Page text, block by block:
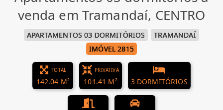
venda em Tramandaí, CENTRO
APARTAMENTOS 03 DORMITÓRIOS
TRAMANDAÍ
IMÓVEL 2815
TOTAL
142.04 M²
PRIVATIVA
101.41 M² 3 DORMITÓRIOS